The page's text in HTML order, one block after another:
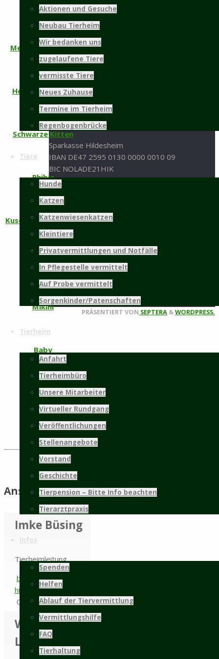
Aktionen und Gesuche
Neubau Tierheim
Wir bedanken uns
zugelaufene Tiere
vermisste Tiere
Neues Zuhause
Termine im Tierheim
Regenbogenbrücke
Tiere
Hunde
Katzen
Katzenwiesenkatzen
Kleintiere
Privatvermittlungen und Notfälle
In Pflegestelle vermittelt
Auf Probe vermittelt
Sorgenkinder/Patenschaften
Tierheim
Anfahrt
Tierheimbüro
Unsere Mitarbeiter
Virtueller Rundgang
Veröffentlichungen
Stellenangebote
Vorstand
Geschichte
Tierpension – Bitte Info beachten
Tierarztpraxis
Infos
Spenden
Helfen
Ablauf der Tiervermittlung
Vermittlungshilfe
FAQ
Tierhaltung
Lui
Merlin und Romeo
Heavy und Metal
Schwarze Kitten
Phibie
Kuschi und Mary Lou
Viktor
Mikini
Baby
Wesley
Puma
Ansprechpartner
Imke Büsing
Tierheimleitung
buesing@tierschutz-
hildesheim.de
05121 95757-60
Wiebke
Lohmann
05121 / 9 57 57 - 0
05121 / 9 57 57 - 99
info@tierschutz-hildesheim.de
Impressum und Datenschutz
Spenden
Spenden an den Tierschutz Hildesheim bitte an
folgende Bankverbindung:
Sparkasse Hildesheim
IBAN DE47 2595 0130 0000 0010 09
BIC NOLADE21HIK
Sachspenden aus der
weitere Infos...
©2025 Tierschutz Hildesheim und Umgebung
e.V.
PRÄSENTIERT VON SEPTERA &WORDPRESS.
Zurück
oben